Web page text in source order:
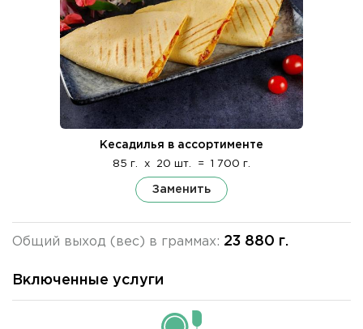
Кесадилья в ассортименте
85 г. x 20 шт. = 1 700 г.
Заменить
Общий выход (вес) в граммах: 23 880 г.
Включенные услуги